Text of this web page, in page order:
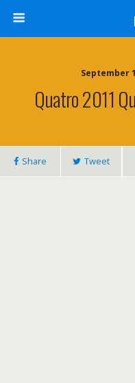
September
Quatro 2011
Share Tweet